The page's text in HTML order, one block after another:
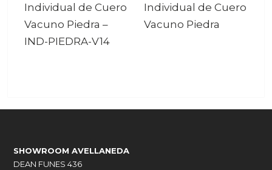
Individual de Cuero
Vacuno Piedra –
IND-PIEDRA-V14
Individual de Cuero
Vacuno Piedra
SHOWROOM AVELLANEDA
DEAN FUNES 436